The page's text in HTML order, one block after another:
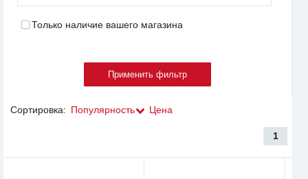
Только наличие вашего магазина
Сортировка: Популярность Цена
1